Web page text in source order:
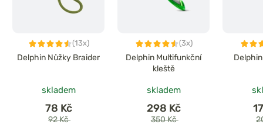
(13x)
Delphin Nůžky Braider
skladem
78 Kč
92 Kč
(3x)
Delphin Multifunkční
kleště
skladem
298 Kč
350 Kč